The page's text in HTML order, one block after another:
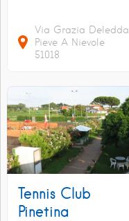
Via Grazia Deledda
Pieve A Nievole
51018
Tennis Club
Pinetina